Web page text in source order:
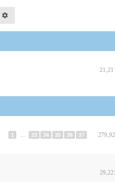
1 … 33 34 35 36 37